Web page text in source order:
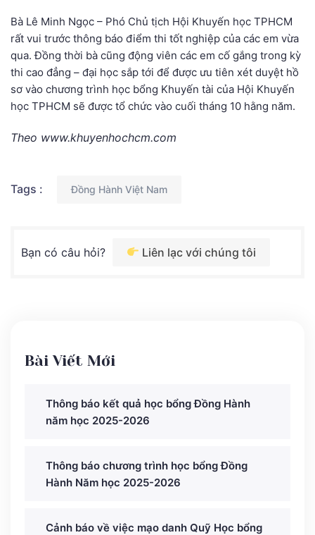
Bà Lê Minh Ngọc – Phó Chủ tịch Hội Khuyến học TPHCM
rất vui trước thông báo điểm thi tốt nghiệp của các em vừa
qua. Đồng thời bà cũng động viên các em cố gắng trong kỳ
thi cao đẳng – đại học sắp tới để được ưu tiên xét duyệt hồ
sơ vào chương trình học bổng Khuyến tài của Hội Khuyến
học TPHCM sẽ được tổ chức vào cuối tháng 10 hằng năm.
Theo www.khuyenhochcm.com
Tags : Đồng Hành Việt Nam
Bạn có câu hỏi? Liên lạc với chúng tôi
Bài Viết Mới
Thông báo kết quả học bổng Đồng Hành
năm học 2025-2026
Thông báo chương trình học bổng Đồng
Hành Năm học 2025-2026
Cảnh báo về việc mạo danh Quỹ Học bổng